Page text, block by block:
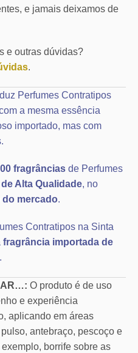
e jamais deixamos de
e outras dúvidas?
.
Perfumes Contratipos
a mesma essência
importado, mas com
fragrâncias de Perfumes
Alta Qualidade, no
do mercado.
Contratipos na Sinta
fragrância importada de
.
O produto é de uso
e experiência
aplicando em áreas
antebraço, pescoço e
borrife sobre as